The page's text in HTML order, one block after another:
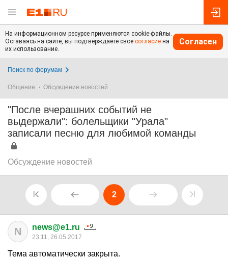
На информационном ресурсе применяются cookie-файлы.
Оставаясь на сайте, вы подтверждаете свое согласие на
их использование.
Согласен
Поиск по форумам
Общение Обсуждение новостей
"После вчерашних событий не
выдержали": болельщики "Урала"
записали песню для любимой команды
Обсуждение новостей
2
N news@e1.ru
23:11, 26.05.2017
Тема автоматически закрыта.